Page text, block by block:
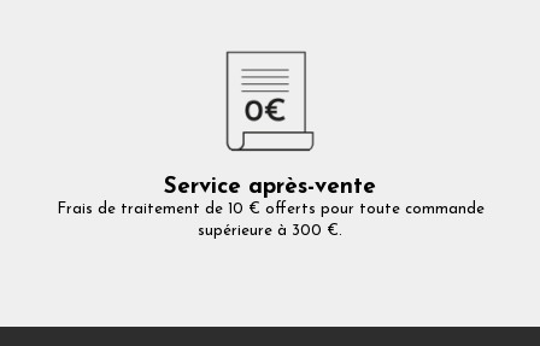
Service après-vente
Frais de traitement de 10 € offerts pour toute commande
supérieure à 300 €.